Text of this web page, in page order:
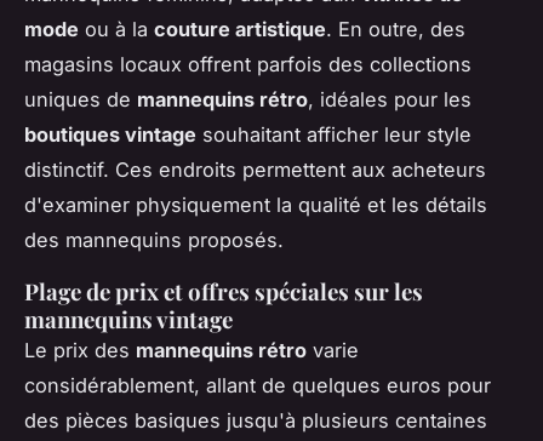
mode ou à la couture artistique. En outre, des
magasins locaux offrent parfois des collections
uniques de mannequins rétro, idéales pour les
boutiques vintage souhaitant afficher leur style
distinctif. Ces endroits permettent aux acheteurs
d'examiner physiquement la qualité et les détails
des mannequins proposés.
Plage de prix et offres spéciales sur les
mannequins vintage
Le prix des mannequins rétro varie
considérablement, allant de quelques euros pour
des pièces basiques jusqu'à plusieurs centaines